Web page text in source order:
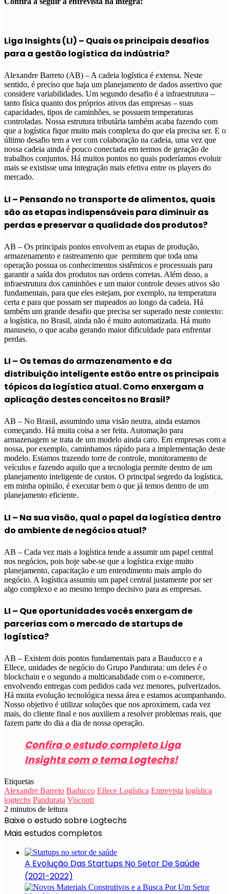
Liga Insights (LI) – Quais os principais desafios
para a gestão logística da indústria?
Alexandre Barreto (AB) – A cadeia logística é extensa. Neste
sentido, é preciso que haja um planejamento de dados assertivo que
considere variabilidades. Um segundo desafio é a infraestrutura –
tanto física quanto dos próprios ativos das empresas – suas
capacidades, tipos de caminhões, se possuem temperaturas
controladas. Nossa estrutura tributária também acaba fazendo com
que a logística fique muito mais complexa do que ela precisa ser. E o
último desafio tem a ver com colaboração na cadeia, uma vez que
nossa cadeia ainda é pouco conectada em termos de geração de
trabalhos conjuntos. Há muitos pontos no quais poderíamos evoluir
mais se existisse uma integração mais efetiva entre os players do
mercado.
LI – Pensando no transporte de alimentos, quais
são as etapas indispensáveis para diminuir as
perdas e preservar a qualidade dos produtos?
AB – Os principais pontos envolvem as etapas de produção,
armazenamento e rastreamento que permitem que toda uma
operação possua os conhecimentos sistêmicos e processuais para
garantir a saída dos produtos nas ordens corretas. Além disso, a
infraestrutura dos caminhões e um maior controle desses ativos são
fundamentais, para que eles estejam, por exemplo, na temperatura
certa e para que possam ser mapeados ao longo da cadeia. Há
também um grande desafio que precisa ser superado neste contexto:
a logística, no Brasil, ainda não é muito automatizada. Há muito
manuseio, o que acaba gerando maior dificuldade para enfrentar
perdas.
LI – Os temas do armazenamento e da
distribuição inteligente estão entre os principais
tópicos da logística atual. Como enxergam a
aplicação destes conceitos no Brasil?
AB – No Brasil, assumindo uma visão neutra, ainda estamos
começando. Há muita coisa a ser feita. Automação para
armazenagem se trata de um modelo ainda caro. Em empresas com a
nossa, por exemplo, caminhamos rápido para a implementação deste
modelo. Estamos trazendo torre de controle, monitoramento de
veículos e fazendo aquilo que a tecnologia permite dentro de um
planejamento inteligente de custos. O principal segredo da logística,
em minha opinião, é executar bem o que já temos dentro de um
planejamento eficiente.
LI – Na sua visão, qual o papel da logística dentro
do ambiente de negócios atual?
AB – Cada vez mais a logística tende a assumir um papel central
nos negócios, pois hoje sabe-se que a logística exige muito
planejamento, capacitação e um entendimento mais amplo do
negócio. A logística assumiu um papel central justamente por ser
algo complexo e ao mesmo tempo decisivo para as empresas.
LI – Que oportunidades vocês enxergam de
parcerias com o mercado de startups de
logística?
AB – Existem dois pontos fundamentais para a Bauducco e a
Ellece, unidades de negócio do Grupo Pandurata: um deles é o
blockchain e o segundo a multicanalidade com o e-commerce,
envolvendo entregas com pedidos cada vez menores, pulverizados.
Há muita evolução tecnológica nessa área e estamos acompanhando.
Nosso objetivo é utilizar soluções que nos aproximem, cada vez
mais, do cliente final e nos auxiliem a resolver problemas reais, que
fazem parte do dia a dia de nossa operação.
Confira o estudo completo Liga
Insights com o tema Logtechs!
Etiquetas
Alexandre Barreto Baducco Ellece Logística Entrevista logística
logtechs Pandurata Visconti
2 minutos de leitura
Baixe o estudo sobre Logtechs
Mais estudos completos
A Evolução Das Startups No Setor De Saúde
(2021-2022)